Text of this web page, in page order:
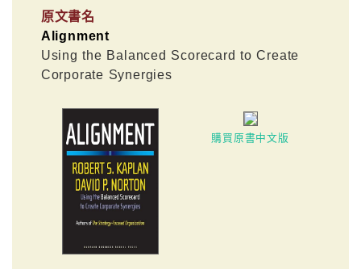
原文書名
Alignment
Using the Balanced Scorecard to Create
Corporate Synergies
購買原書中文版